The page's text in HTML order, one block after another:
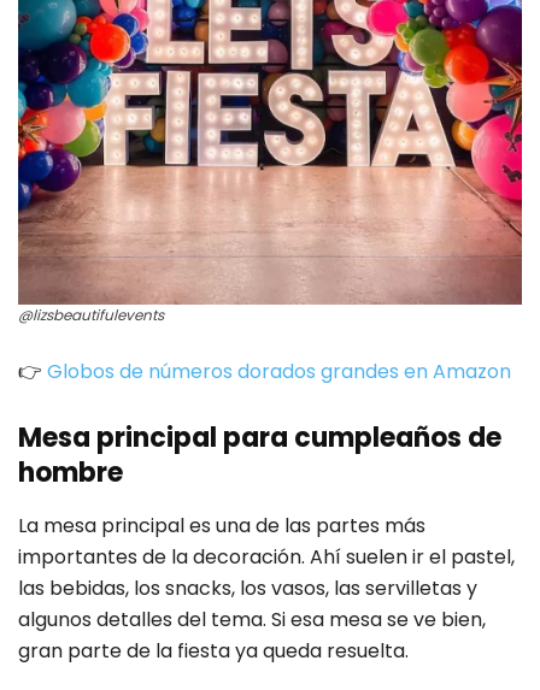
@lizsbeautifulevents
👉 Globos de números dorados grandes en Amazon
Mesa principal para cumpleaños de
hombre
La mesa principal es una de las partes más
importantes de la decoración. Ahí suelen ir el pastel,
las bebidas, los snacks, los vasos, las servilletas y
algunos detalles del tema. Si esa mesa se ve bien,
gran parte de la fiesta ya queda resuelta.